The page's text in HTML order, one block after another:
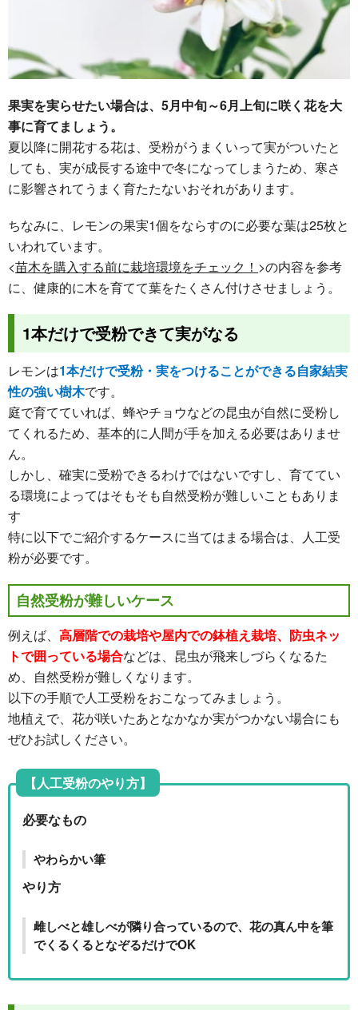
果実を実らせたい場合は、5月中旬～6月上旬に咲く花を大
事に育てましょう。
夏以降に開花する花は、受粉がうまくいって実がついたと
しても、実が成長する途中で冬になってしまうため、寒さ
に影響されてうまく育たたないおそれがあります。
ちなみに、レモンの果実1個をならすのに必要な葉は25枚と
いわれています。
<苗木を購入する前に栽培環境をチェック！ >の内容を参考
に、健康的に木を育てて葉をたくさん付けさせましょう。
1本だけで受粉できて実がなる
レモンは1本だけで受粉・実をつけることができる自家結実
性の強い樹木です。
庭で育てていれば、蜂やチョウなどの昆虫が自然に受粉し
てくれるため、基本的に人間が手を加える必要はありませ
ん。
しかし、確実に受粉できるわけではないですし、育ててい
る環境によってはそもそも自然受粉が難しいこともありま
す
特に以下でご紹介するケースに当てはまる場合は、人工受
粉が必要です。
自然受粉が難しいケース
例えば、 高層階での栽培や屋内での鉢植え栽培、防虫ネッ
トで囲っている場合などは、昆虫が飛来しづらくなるた
め、自然受粉が難しくなります。
以下の手順で人工受粉をおこなってみましょう。
地植えで、花が咲いたあとなかなか実がつかない場合にも
ぜひお試しください。
【人工受粉のやり方】
必要なもの
やわらかい筆
やり方
雌しべと雄しべが隣り合っているので、花の真ん中を筆
でくるくるとなぞるだけでOK